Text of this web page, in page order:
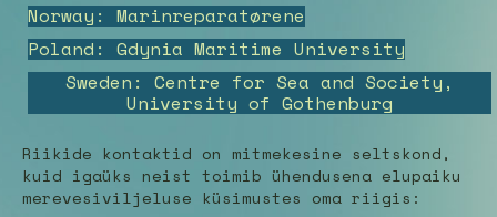
Norway: Marinreparatørene
Poland: Gdynia Maritime University
Sweden: Centre for Sea and Society,
University of Gothenburg
Riikide kontaktid on mitmekesine seltskond,
kuid igaüks neist toimib ühendusena elupaiku
merevesiviljeluse küsimustes oma riigis: